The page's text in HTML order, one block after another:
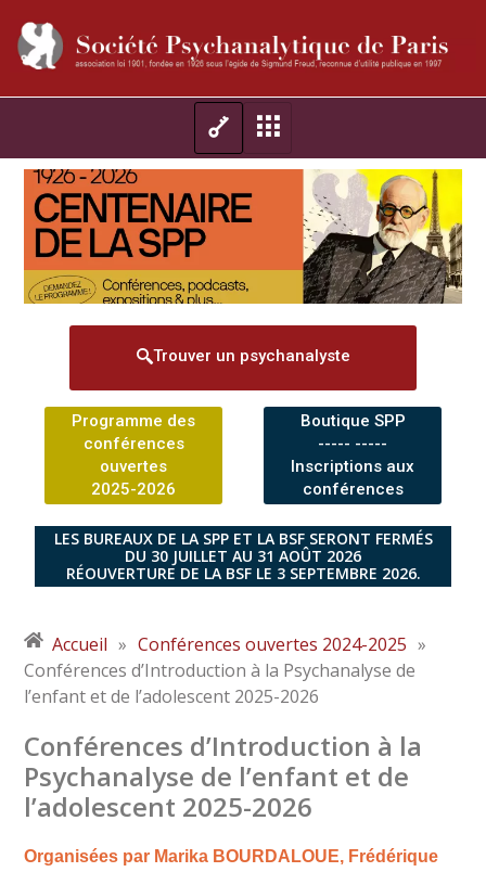
Trouver un psychanalyste
Programme des
conférences
ouvertes
2025-2026
Boutique SPP
----- -----
Inscriptions aux
conférences
LES BUREAUX DE LA SPP ET LA BSF SERONT FERMÉS
DU 30 JUILLET AU 31 AOÛT 2026
RÉOUVERTURE DE LA BSF LE 3 SEPTEMBRE 2026.
Accueil » Conférences ouvertes 2024-2025 »
Conférences d’Introduction à la Psychanalyse de
l’enfant et de l’adolescent 2025-2026
Conférences d’Introduction à la
Psychanalyse de l’enfant et de
l’adolescent 2025-2026
Organisées par Marika BOURDALOUE, Frédérique